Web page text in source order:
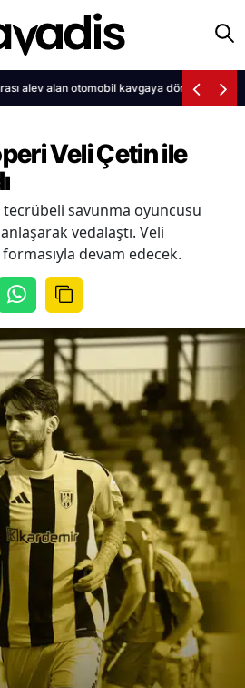
alev alan otomobil kavgaya dönüştü
Veli Çetin ile
savunma oyuncusu
vedalaştı. Veli
devam edecek.